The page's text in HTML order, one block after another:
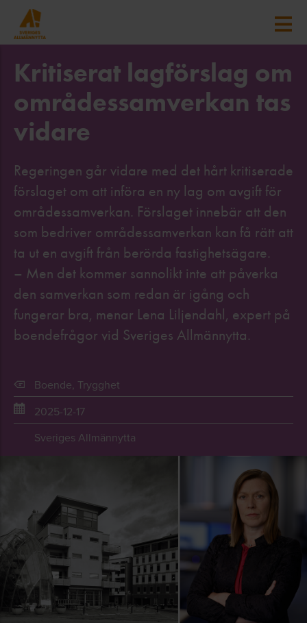
Kritiserat lagförslag om
områdessamverkan tas
vidare
Regeringen går vidare med det hårt kritiserade
förslaget om att införa en ny lag om avgift för
områdessamverkan. Förslaget innebär att den
som bedriver områdessamverkan kan få rätt att
ta ut en avgift från berörda fastighetsägare.
– Men det kommer sannolikt inte att påverka
den samverkan som redan är igång och
fungerar bra, menar Lena Liljendahl, expert på
boendefrågor vid Sveriges Allmännytta.
Boende, Trygghet
2025-12-17
Sveriges Allmännytta